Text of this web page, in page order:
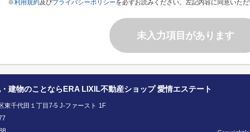
※利用規約及びプライバシーポリシーを必ずお読みください。左記内容に同意いた
未入力項目があります
建物のことならERA LIXIL不動産ショップ 愛情エステート
東千代田１丁目7-5 J-ファースト 1F